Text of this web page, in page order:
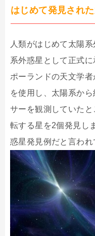
はじめて発見され
人類がはじめて太陽
系外惑星として正式に
ポーランドの天文学
を使用し、太陽系か
サーを観測していた
転する星を2個発見し
惑星発見例だと言われ